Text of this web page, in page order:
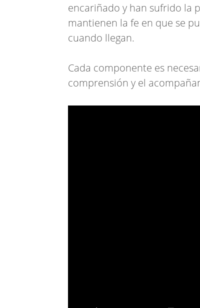
encariñado y han sufrido la
mantienen la fe en que se
cuando llegan.
Cada componente es
comprensión y el